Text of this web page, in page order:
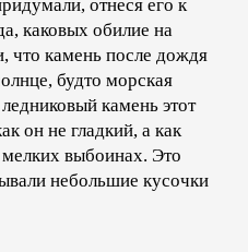
отнеся его к
каковых обилие на
что камень после дождя
будто морская
камень этот
он не гладкий, а как
выбоинах. Это
небольшие кусочки